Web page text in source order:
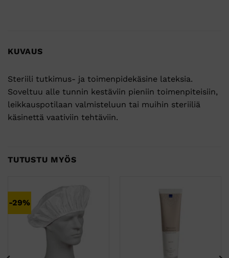
KUVAUS
Steriili tutkimus- ja toimenpidekäsine lateksia.
Soveltuu alle tunnin kestäviin pieniin toimenpiteisiin,
leikkauspotilaan valmisteluun tai muihin steriiliä
käsinettä vaativiin tehtäviin.
TUTUSTU MYÖS
-29%